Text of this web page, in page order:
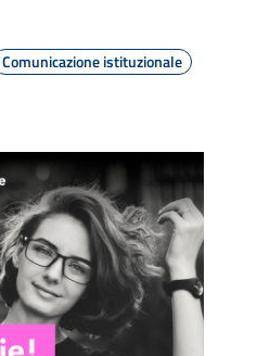
Comunicazione istituzionale